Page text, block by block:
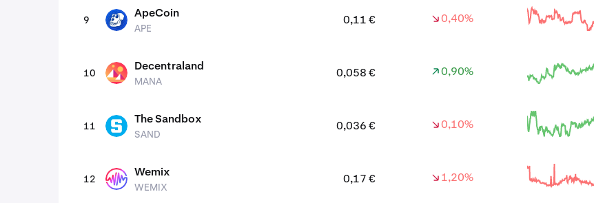
9 APE ApeCoin
APE
0,11 € 0,40%
10 MANA Decentraland
MANA
0,058 € 0,90%
11 SAND The Sandbox
SAND
0,036 € 0,10%
12 WEMIX Wemix
WEMIX
0,17 € 1,20%